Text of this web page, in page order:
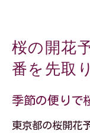
桜の開花
番を先取り
季節の便りで
東京都の桜開花